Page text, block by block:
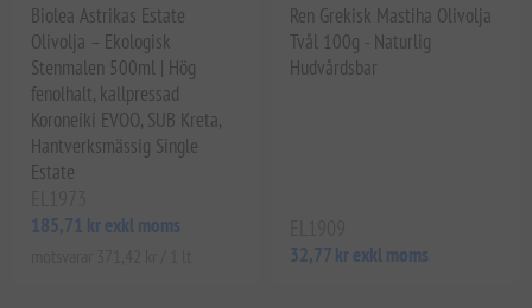
Biolea Astrikas Estate
Olivolja – Ekologisk
Stenmalen 500ml | Hög
fenolhalt, kallpressad
Koroneiki EVOO, SUB Kreta,
Hantverksmässig Single
Estate
185,71 kr exkl moms
Ren Grekisk Mastiha Olivolja
Tvål 100g - Naturlig
Hudvårdsbar
32,77 kr exkl moms